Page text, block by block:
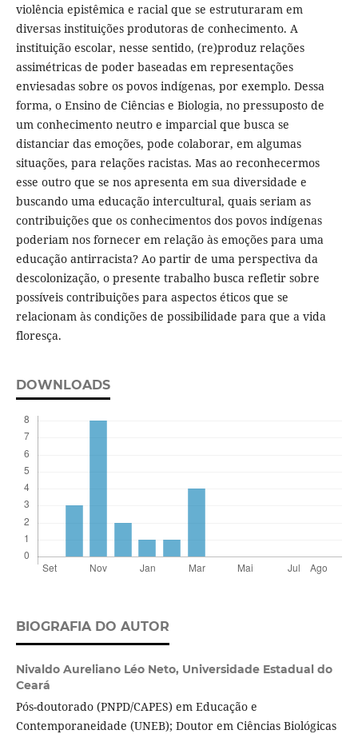
violência epistêmica e racial que se estruturaram em
diversas instituições produtoras de conhecimento. A
instituição escolar, nesse sentido, (re)produz relações
assimétricas de poder baseadas em representações
enviesadas sobre os povos indígenas, por exemplo. Dessa
forma, o Ensino de Ciências e Biologia, no pressuposto de
um conhecimento neutro e imparcial que busca se
distanciar das emoções, pode colaborar, em algumas
situações, para relações racistas. Mas ao reconhecermos
esse outro que se nos apresenta em sua diversidade e
buscando uma educação intercultural, quais seriam as
contribuições que os conhecimentos dos povos indígenas
poderiam nos fornecer em relação às emoções para uma
educação antirracista? Ao partir de uma perspectiva da
descolonização, o presente trabalho busca refletir sobre
possíveis contribuições para aspectos éticos que se
relacionam às condições de possibilidade para que a vida
floresça.
DOWNLOADS
BIOGRAFIA DO AUTOR
Nivaldo Aureliano Léo Neto, Universidade Estadual do
Ceará
Pós-doutorado (PNPD/CAPES) em Educação e
Contemporaneidade (UNEB); Doutor em Ciências Biológicas